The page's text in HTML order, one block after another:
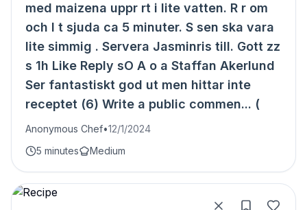
med maizena uppr rt i lite vatten. R r om
och l t sjuda ca 5 minuter. S sen ska vara
lite simmig . Servera Jasminris till. Gott zz
s 1h Like Reply sO A o a Staffan Akerlund
Ser fantastiskt god ut men hittar inte
receptet (6) Write a public commen... (
Anonymous Chef•12/1/2024
5 minutes
Medium